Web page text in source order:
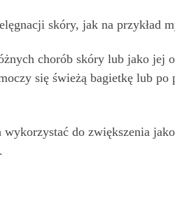
skóry, jak na przykład
chorób skóry lub jako jej
się świeżą bagietkę lub
wykorzystać do zwiększenia